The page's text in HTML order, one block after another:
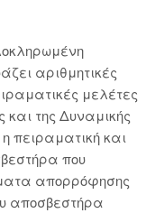
αριθμητικές
μελέτες
και της Δυναμικής
πειραματική και
που
απορρόφησης
αποσβεστήρα